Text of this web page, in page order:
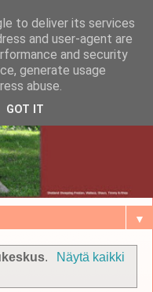
▼
.
Näytä kaikki
to deliver its services
and user-agent are
and security
generate usage
abuse.
GOT IT